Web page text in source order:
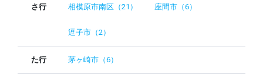
さ行 相模原市南区（21） 座間市（6）
逗子市（2）
た行 茅ヶ崎市（6）